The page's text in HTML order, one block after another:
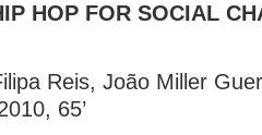
HOP FOR SOCIAL
Reis, João Miller
65’